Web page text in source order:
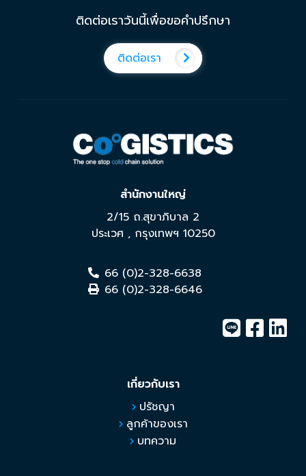
ติดต่อเราวันนี้เพื่อขอคำปรึกษา
ติดต่อเรา
สำนักงานใหญ่
2/15 ถ.สุขาภิบาล 2
ประเวศ , กรุงเทพฯ 10250
66 (0)2-328-6638
66 (0)2-328-6646
เกี่ยวกับเรา
ปรัชญา
ลูกค้าของเรา
บทความ